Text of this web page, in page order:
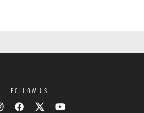
FOLLOW US